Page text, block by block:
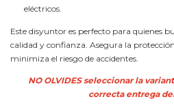
eléctricos.
Este disyuntor es perfecto para quienes
calidad y confianza. Asegura la
minimiza el riesgo de accidentes.
NO OLVIDES seleccionar la
correcta entrega